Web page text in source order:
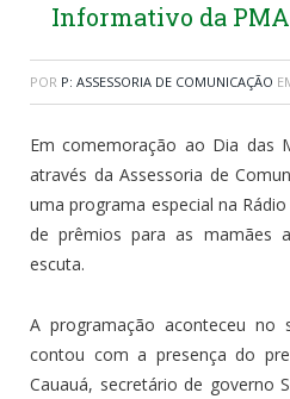
Informativo da PMA
POR P: ASSESSORIA DE COMUNICAÇÃO
Em comemoração ao Dia das
através da Assessoria de
uma programa especial na
de prêmios para as mamães
escuta.
A programação aconteceu
contou com a presença do
Cauauá, secretário de governo